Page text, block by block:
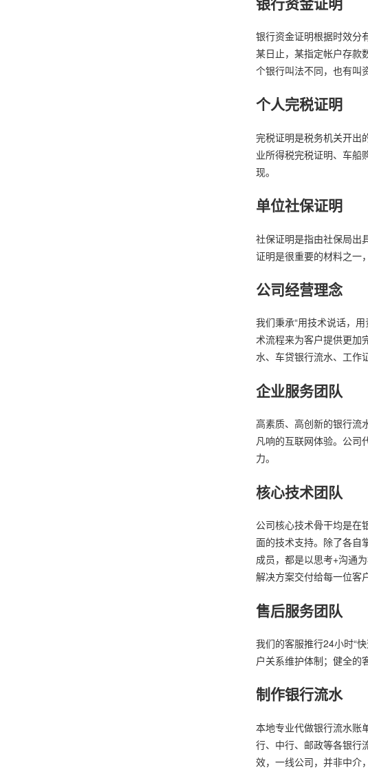
银行资金证明根据时效分
某日止，某指定帐户存款
个银行叫法不同，也有叫
个人完税证明
完税证明是税务机关开出
业所得税完税证明、车船
现。
单位社保证明
社保证明是指由社保局出
证明是很重要的材料之一
公司经营理念
我们秉承“用技术说话，
术流程来为客户提供更加
水、车贷银行流水、工作
企业服务团队
高素质、高创新的银行流
凡响的互联网体验。公司
力。
核心技术团队
公司核心技术骨干均是在
面的技术支持。除了各自
成员，都是以思考+沟通
解决方案交付给每一位客
售后服务团队
我们的客服推行24小时“
户关系维护体制；健全的
制作银行流水
本地专业代做银行流水账
行、中行、邮政等各银行
效，一线公司，并非中介